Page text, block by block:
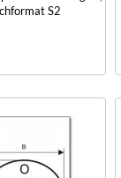
S2